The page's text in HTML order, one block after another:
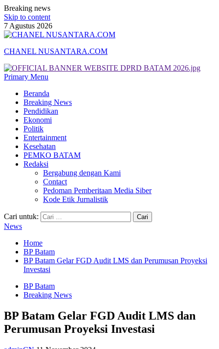
Breaking news
Skip to content
7 Agustus 2026
CHANEL NUSANTARA.COM
Primary Menu
Beranda
Breaking News
Pendidikan
Ekonomi
Politik
Entertainment
Kesehatan
PEMKO BATAM
Redaksi
Bergabung dengan Kami
Contact
Pedoman Pemberitaan Media Siber
Kode Etik Jurnalistik
Cari untuk:
News
Home
BP Batam
BP Batam Gelar FGD Audit LMS dan Perumusan Proyeksi
Investasi
BP Batam
Breaking News
BP Batam Gelar FGD Audit LMS dan
Perumusan Proyeksi Investasi